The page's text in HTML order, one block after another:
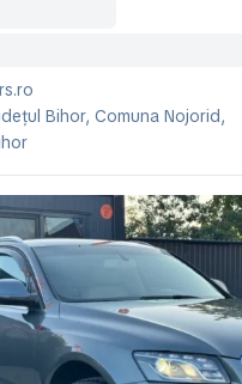
Bihor, Comuna Nojorid,